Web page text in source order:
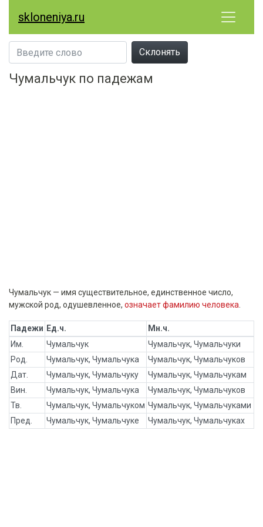
skloneniya.ru
Склонять
Чумальчук по падежам
Чумальчук — имя существительное, единственное число,
мужской род, одушевленное, означает фамилию человека
Падежи Ед.ч.
Мн.ч.
Им.
Чумальчук
Чумальчук, Чумальчуки
Род.
Чумальчук, Чумальчука
Чумальчук, Чумальчуков
Дат.
Чумальчук, Чумальчуку
Чумальчук, Чумальчукам
Вин.
Чумальчук, Чумальчука
Чумальчук, Чумальчуков
Тв.
Чумальчук, Чумальчуком Чумальчук, Чумальчуками
Пред.
Чумальчук, Чумальчуке Чумальчук, Чумальчуках